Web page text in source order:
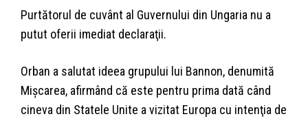
Purtătorul de cuvânt al Guvernului din Ungaria nu a
putut oferii imediat declaraţii.
Orban a salutat ideea grupului lui Bannon, denumită
Mişcarea, afirmând că este pentru prima dată când
cineva din Statele Unite a vizitat Europa cu intenţia de